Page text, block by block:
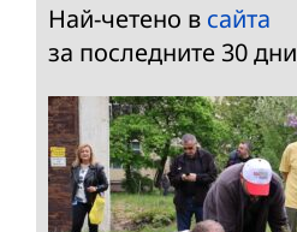
Най-четено в сайта
за последните 30 дни